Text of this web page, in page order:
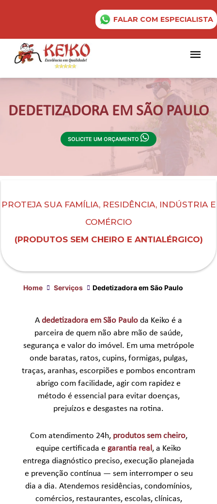
FALAR COM ESPECIALISTA
DEDETIZADORA EM SÃO PAULO
SOLICITE UM ORÇAMENTO
PROTEJA SUA FAMÍLIA, RESIDÊNCIA, INDÚSTRIA E
COMÉRCIO
(PRODUTOS SEM CHEIRO E ANTIALÉRGICO)
Home Serviços Dedetizadora em São Paulo
A dedetizadora em São Paulo da Keiko é a
parceira de quem não abre mão de saúde,
segurança e valor do imóvel. Em uma metrópole
onde baratas, ratos, cupins, formigas, pulgas,
traças, aranhas, escorpiões e pombos encontram
abrigo com facilidade, agir com rapidez e
método é essencial para evitar doenças,
prejuízos e desgastes na rotina.
Com atendimento 24h, produtos sem cheiro,
equipe certificada e garantia real, a Keiko
entrega diagnóstico preciso, execução planejada
e prevenção contínua — sem interromper o seu
dia a dia. Atendemos residências, condomínios,
comércios, restaurantes, escolas, clínicas,